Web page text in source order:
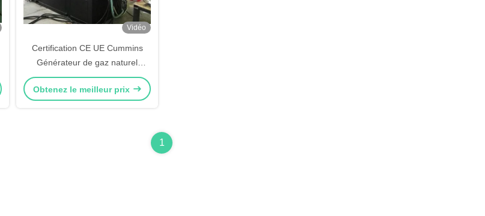
Vidéo
Certification CE UE Cummins
Générateur de gaz naturel
refroidi à l'eau 100kw avec
cogénération
Obtenez le meilleur prix
1